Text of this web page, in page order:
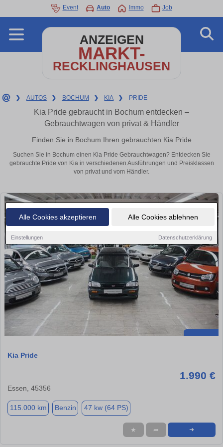
Alle Cookies akzeptieren Alle Cookies ablehnen
Einstellungen Datenschutzerklärung
Event Auto Immo Job
ANZEIGEN
MARKT-
RECKLINGHAUSEN
❯ AUTOS ❯ BOCHUM ❯ KIA ❯ PRIDE
Kia Pride gebraucht in Bochum entdecken –
Gebrauchtwagen von privat & Händler
Finden Sie in Bochum Ihren gebrauchten Kia Pride
Suchen Sie in Bochum einen Kia Pride Gebrauchtwagen? Entdecken Sie
gebrauchte Pride von Kia in verschiedenen Ausführungen und Preisklassen
von privat und vom Händler.
Kia Pride
1.990 €
Essen, 45356
115.000 km Benzin 47 kw (64 PS)
★ ➦ ➜